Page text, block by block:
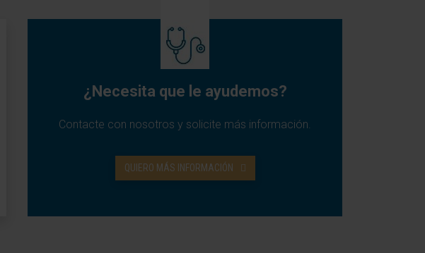
¿Necesita que le ayudemos?
Contacte con nosotros y solicite más información.
QUIERO MÁS INFORMACIÓN